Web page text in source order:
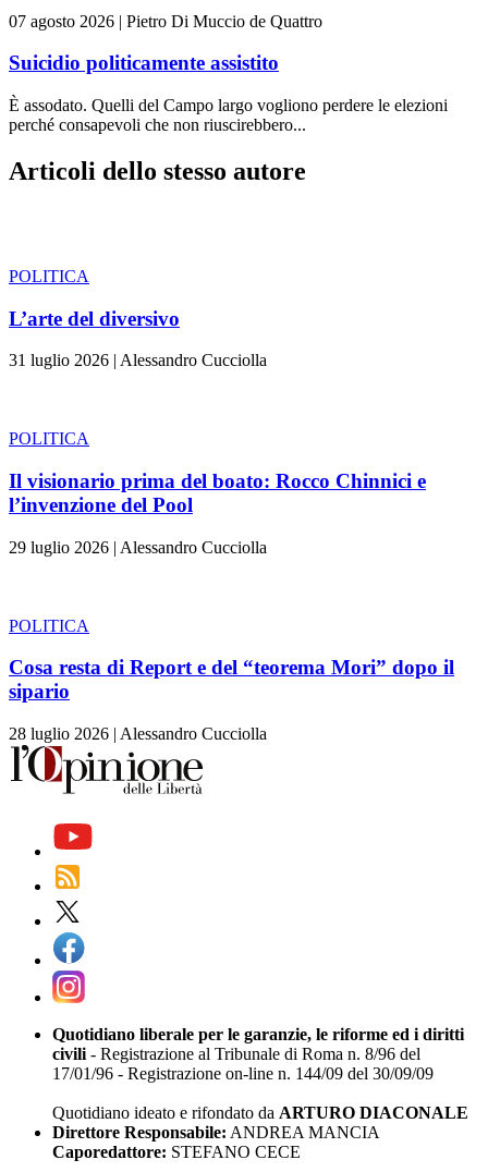
07 agosto 2026 | Pietro Di Muccio de Quattro
Suicidio politicamente assistito
È assodato. Quelli del Campo largo vogliono perdere le elezioni
perché consapevoli che non riuscirebbero...
Articoli dello stesso autore
POLITICA
L’arte del diversivo
31 luglio 2026 | Alessandro Cucciolla
POLITICA
Il visionario prima del boato: Rocco Chinnici e
l’invenzione del Pool
29 luglio 2026 | Alessandro Cucciolla
POLITICA
Cosa resta di Report e del “teorema Mori” dopo il
sipario
28 luglio 2026 | Alessandro Cucciolla
Quotidiano liberale per le garanzie, le riforme ed i diritti
civili - Registrazione al Tribunale di Roma n. 8/96 del
17/01/96 - Registrazione on-line n. 144/09 del 30/09/09
Quotidiano ideato e rifondato da ARTURO DIACONALE
Direttore Responsabile: ANDREA MANCIA
Caporedattore: STEFANO CECE